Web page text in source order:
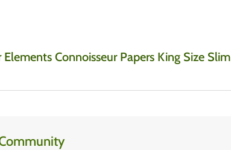
Connoisseur Papers King Size